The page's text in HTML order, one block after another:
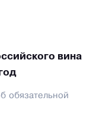
вина
обязательной